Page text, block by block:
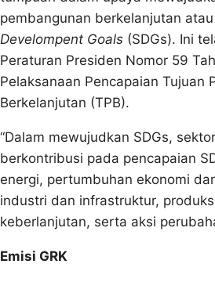
pembangunan berkelanjutan atau
Develompent Goals (SDGs). Ini
Peraturan Presiden Nomor 59
Pelaksanaan Pencapaian Tujuan
Berkelanjutan (TPB).
“Dalam mewujudkan SDGs,
berkontribusi pada pencapaian
energi, pertumbuhan ekonomi
industri dan infrastruktur,
keberlanjutan, serta aksi
Emisi GRK